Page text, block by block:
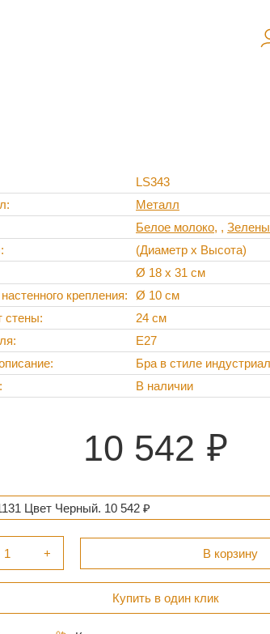
LS343
Металл
Белое молоко ,
(Диаметр х Высота)
Ø 18 х 31 см
крепления
Ø 10 см
стены
24 см
E27
Бра в стиле
В наличии
10 542
Цвет Черный. 10 542 ₽